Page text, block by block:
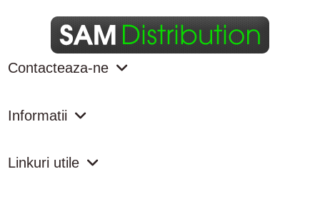
Contacteaza-ne
Informatii
Linkuri utile